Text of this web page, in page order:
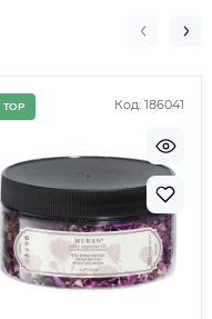
Код: 186041
TOP